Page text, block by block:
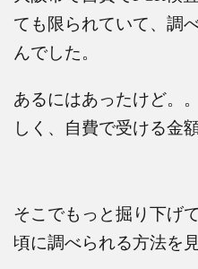
ても限られていて、調
んでした。
あるにはあったけど。
しく、自費で受ける金
そこでもっと掘り下げ
頃に調べられる方法を